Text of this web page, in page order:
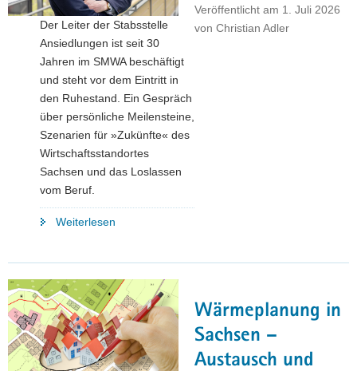
a
Veröffentlicht am 1. Juli 2026
von Christian Adler
Der Leiter der Stabsstelle
Ansiedlungen ist seit 30
Jahren im SMWA beschäftigt
und steht vor dem Eintritt in
den Ruhestand. Ein Gespräch
über persönliche Meilensteine,
Szenarien für »Zukünfte« des
Wirtschaftsstandortes
Sachsen und das Loslassen
vom Beruf.
Weiterlesen
Zimmer-
Conrad"
Wärmeplanung in
Sachsen –
Austausch und